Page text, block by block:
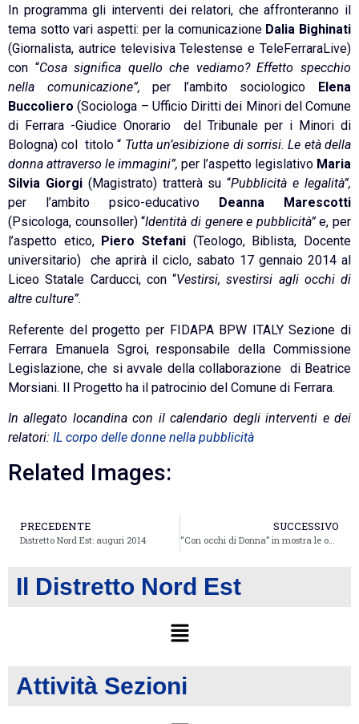
In programma gli interventi dei relatori, che affronteranno il
tema sotto vari aspetti: per la comunicazione Dalia Bighinati
(Giornalista, autrice televisiva Telestense e TeleFerraraLive)
con “Cosa significa quello che vediamo? Effetto specchio
nella comunicazione”, per l’ambito sociologico
Elena
Buccoliero (Sociologa – Ufficio Diritti dei Minori del Comune
di Ferrara -Giudice Onorario del Tribunale per i Minori di
Bologna) col titolo “ Tutta un’esibizione di sorrisi. Le età della
donna attraverso le immagini”, per l’aspetto legislativo Maria
Silvia Giorgi(Magistrato) tratterà su “Pubblicità e legalità”,
per l’ambito psico-educativo
Deanna Marescotti
(Psicologa, counsoller) “Identità di genere e pubblicità”e, per
l’aspetto etico, Piero Stefani (Teologo, Biblista, Docente
universitario) che aprirà il ciclo, sabato 17 gennaio 2014 al
Liceo Statale Carducci, con “Vestirsi, svestirsi agli occhi di
altre culture”.
Referente del progetto per FIDAPA BPW ITALY Sezione di
Ferrara Emanuela Sgroi, responsabile della Commissione
Legislazione, che si avvale della collaborazione di Beatrice
Morsiani. Il Progetto ha il patrocinio del Comune di Ferrara.
In allegato locandina con il calendario degli interventi e dei
relatori: IL corpo delle donne nella pubblicità
Related Images:
PRECEDENTE
Distretto Nord Est: auguri 2014
SUCCESSIVO
“Con occhi di Donna” in mostra le opere delle Socie artiste di Rovereto e Val di Non
Il Distretto Nord Est
Attività Sezioni